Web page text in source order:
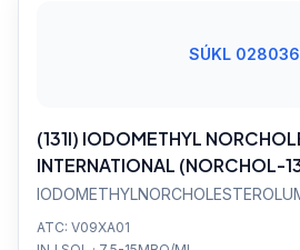
SÚKL
(131I) IODOMETHYL
INTERNATIONAL (NORCHOL-
ATC: V09XA01